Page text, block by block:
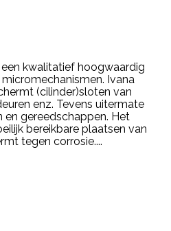
kwalitatief hoogwaardig
Ivana
(cilinder)sloten van
enz. Tevens uitermate
en gereedschappen. Het
bereikbare plaatsen van
tegen corrosie....